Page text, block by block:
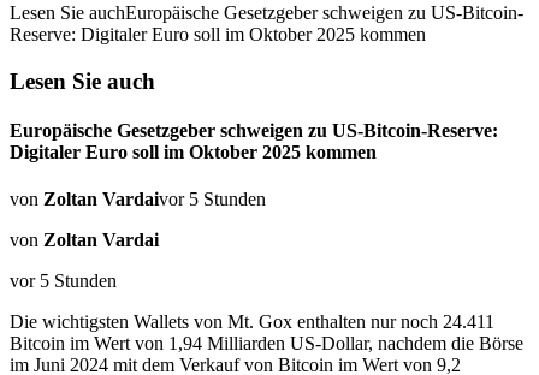
Lesen Sie auchEuropäische Gesetzgeber schweigen zu US-Bitcoin-
Reserve: Digitaler Euro soll im Oktober 2025 kommen
Lesen Sie auch
Europäische Gesetzgeber schweigen zu US-Bitcoin-Reserve:
Digitaler Euro soll im Oktober 2025 kommen
von Zoltan Vardaivor 5 Stunden
von Zoltan Vardai
vor 5 Stunden
Die wichtigsten Wallets von Mt. Gox enthalten nur noch 24.411
Bitcoin im Wert von 1,94 Milliarden US-Dollar, nachdem die Börse
im Juni 2024 mit dem Verkauf von Bitcoin im Wert von 9,2